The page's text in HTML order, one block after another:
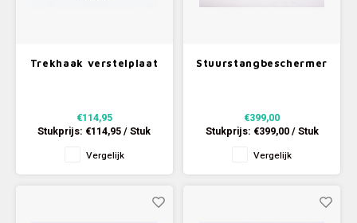
Trekhaak verstelplaat
€114,95
Stukprijs: €114,95/Stuk
Vergelijk
Stuurstangbeschermer
€399,00
Stukprijs: €399,00/Stuk
Vergelijk